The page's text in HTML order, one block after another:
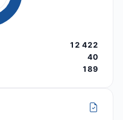
12 422
40
189